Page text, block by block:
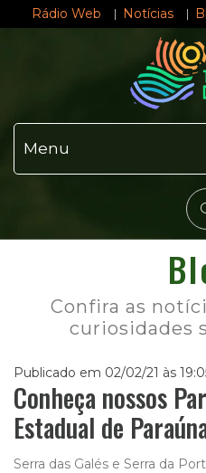
Rádio Web Notícias
Menu
Confira as
curiosidades
Publicado em 02/02/21 às
Conheça nossos
Estadual de
Serra das Galés e Serra da